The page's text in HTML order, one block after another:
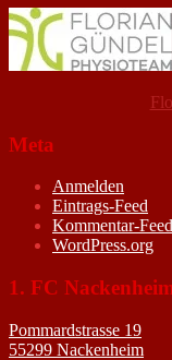
Meta
Anmelden
Eintrags-Feed
Kommentar-Feed
WordPress.org
1. FC
Pommardstrasse 19
55299 Nackenheim